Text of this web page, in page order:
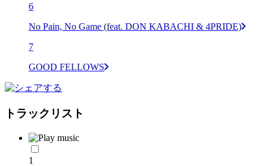
6
No Pain, No Game (feat. DON KABACHI & 4PRIDE)
7
GOOD FELLOWS
トラックリスト
1